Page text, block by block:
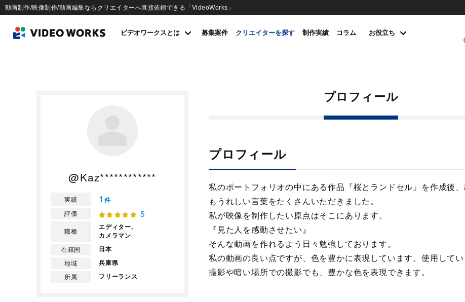
動画制作/映像制作/動画編集ならクリエイターへ直接依頼できる「VideoWorks」
ビデオワークスとは 募集案件 クリエイターを探す 制作実績 コラム お役立ち
@Kaz************
実績 1 件
評価
5
職種
エディター,
カメラマン
在籍国
日本
地域
兵庫県
所属
フリーランス
プロフィール
プロフィール
私のポートフォリオの中にある作品『桜とランドセル』を作成後
もうれしい言葉をたくさんいただきました。
私が映像を制作したい原点はそこにあります。
『見た人を感動させたい』
そんな動画を作れるよう日々勉強しております。
私の動画の良い点ですが、色を豊かに表現しています。使用して
撮影や暗い場所での撮影でも、豊かな色を表現できます。